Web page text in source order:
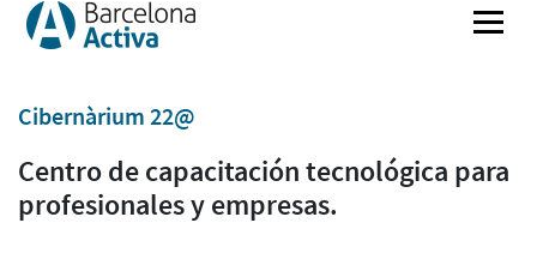
Cibernàrium 22@
Centro de capacitación tecnológica para
profesionales y empresas.